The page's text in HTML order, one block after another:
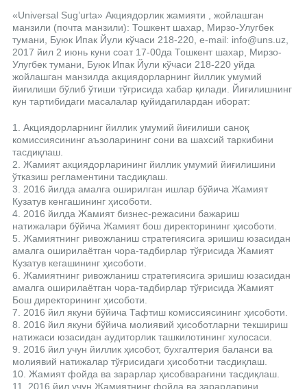
«Universal Sug’urta» Акциядорлик жамияти , жойлашган
манзили (почта манзили): Тошкент шахар, Мирзо-Улугбек
тумани, Буюк Ипак Йули кўчаси 218-220, e-mail: info@uns.uz,
2017 йил 2 июнь куни соат 17-00да Тошкент шахар, Мирзо-
Улугбек тумани, Буюк Ипак Йули кўчаси 218-220 уйда
жойлашган манзилда акциядорларнинг йиллик умумий
йиғилиши бўлиб ўтиши тўғрисида хабар қилади. Йиғилишнинг
кун тартибидаги масалалар қуйидагилардан иборат:
1. Акциядорларнинг йиллик умумий йиғилиши саноқ
комиссиясининг аъзоларининг сони ва шахсий таркибини
тасдиқлаш.
2. Жамият акциядорларининг йиллик умумий йиғилишини
ўтказиш регламентини тасдиқлаш.
3. 2016 йилда амалга оширилган ишлар бўйича Жамият
Кузатув кенгашининг ҳисоботи.
4. 2016 йилда Жамият бизнес-режасини бажариш
натижалари бўйича Жамият бош директорининг ҳисоботи.
5. Жамиятнинг ривожланиш стратегиясига эришиш юзасидан
амалга оширилаётган чора-тадбирлар тўғрисида Жамият
Кузатув кегашининг ҳисоботи.
6. Жамиятнинг ривожланиш стратегиясига эришиш юзасидан
амалга оширилаётган чора-тадбирлар тўғрисида Жамият
Бош директорининг ҳисоботи.
7. 2016 йил якуни бўйича Тафтиш комиссиясининг ҳисоботи.
8. 2016 йил якуни бўйича молиявий ҳисоботларни текшириш
натижаси юзасидан аудиторлик ташкилотининг хулосаси.
9. 2016 йил учун йиллик ҳисобот, бухгалтерия баланси ва
молиявий натижалар тўғрисидаги ҳисоботни тасдиқлаш.
10. Жамият фойда ва зарарлар ҳисобварағини тасдиқлаш.
11. 2016 йил учун Жамиятнинг фойда ва зарарларини